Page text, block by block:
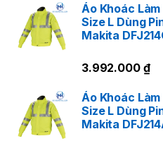
Áo Khoác
Size L Dùng
Makita
3.992.000 ₫
Áo Khoác
Size L Dùng
Makita